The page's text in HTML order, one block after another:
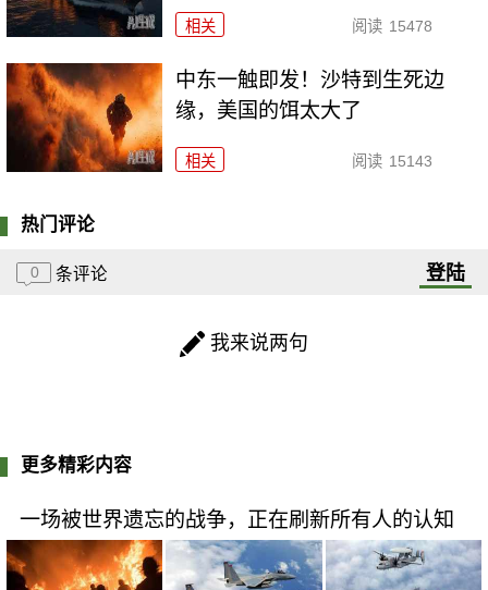
相关 阅读 15478
中东一触即发！沙特到生死边
缘，美国的饵太大了
相关 阅读 15143
热门评论
0 条评论 登陆
我来说两句
更多精彩内容
一场被世界遗忘的战争，正在刷新所有人的认知